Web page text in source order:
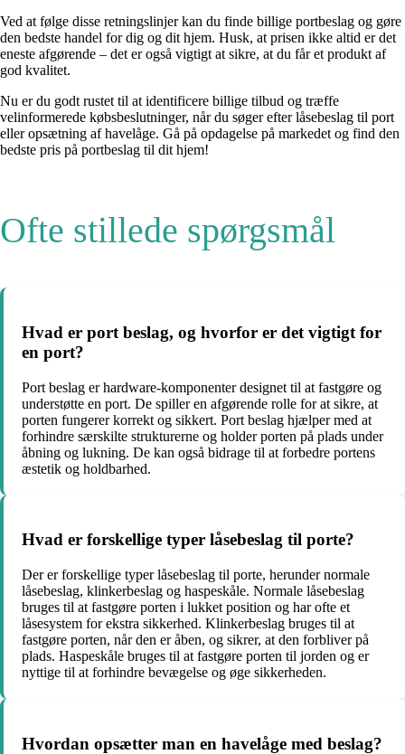
Ved at følge disse retningslinjer kan du finde billige portbeslag og gøre
den bedste handel for dig og dit hjem. Husk, at prisen ikke altid er det
eneste afgørende – det er også vigtigt at sikre, at du får et produkt af
god kvalitet.
Nu er du godt rustet til at identificere billige tilbud og træffe
velinformerede købsbeslutninger, når du søger efter låsebeslag til port
eller opsætning af havelåge. Gå på opdagelse på markedet og find den
bedste pris på portbeslag til dit hjem!
Ofte stillede spørgsmål
Hvad er port beslag, og hvorfor er det vigtigt for
en port?
Port beslag er hardware-komponenter designet til at fastgøre og
understøtte en port. De spiller en afgørende rolle for at sikre, at
porten fungerer korrekt og sikkert. Port beslag hjælper med at
forhindre særskilte strukturerne og holder porten på plads under
åbning og lukning. De kan også bidrage til at forbedre portens
æstetik og holdbarhed.
Hvad er forskellige typer låsebeslag til porte?
Der er forskellige typer låsebeslag til porte, herunder normale
låsebeslag, klinkerbeslag og haspeskåle. Normale låsebeslag
bruges til at fastgøre porten i lukket position og har ofte et
låsesystem for ekstra sikkerhed. Klinkerbeslag bruges til at
fastgøre porten, når den er åben, og sikrer, at den forbliver på
plads. Haspeskåle bruges til at fastgøre porten til jorden og er
nyttige til at forhindre bevægelse og øge sikkerheden.
Hvordan opsætter man en havelåge med beslag?